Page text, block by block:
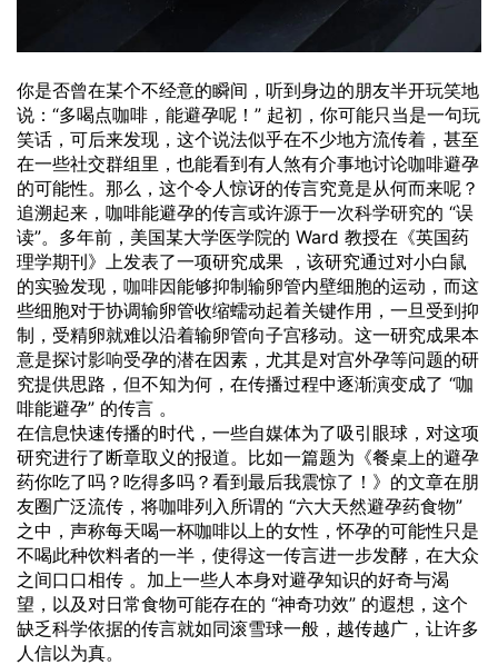
你是否曾在某个不经意的瞬间，听到身边的朋友半开玩笑地
说：“多喝点咖啡，能避孕呢！” 起初，你可能只当是一句玩
笑话，可后来发现，这个说法似乎在不少地方流传着，甚至
在一些社交群组里，也能看到有人煞有介事地讨论咖啡避孕
的可能性。那么，这个令人惊讶的传言究竟是从何而来呢？
追溯起来，咖啡能避孕的传言或许源于一次科学研究的 “误
读”。多年前，美国某大学医学院的 Ward 教授在《英国药
理学期刊》上发表了一项研究成果 ，该研究通过对小白鼠
的实验发现， 咖啡因能够抑制输卵管内壁细胞的运动，而这
些细胞对于协调输卵管收缩蠕动起着关键作用，一旦受到抑
制，受精卵就难以沿着输卵管向子宫移动。这一研究成果本
意是探讨影响受孕的潜在因素，尤其是对宫外孕等问题的研
究提供思路，但不知为何，在传播过程中逐渐演变成了 “咖
啡能避孕” 的传言 。
在信息快速传播的时代，一些自媒体为了吸引眼球，对这项
研究进行了断章取义的报道。比如一篇题为《餐桌上的避孕
药你吃了吗？吃得多吗？看到最后我震惊了！》的文章在朋
友圈广泛流传，将咖啡列入所谓的 “六大天然避孕药食物”
之中，声称每天喝一杯咖啡以上的女性，怀孕的可能性只是
不喝此种饮料者的一半，使得这一传言进一步发酵，在大众
之间口口相传 。加上一些人本身对避孕知识的好奇与渴
望，以及对日常食物可能存在的 “神奇功效” 的遐想，这个
缺乏科学依据的传言就如同滚雪球一般，越传越广，让许多
人信以为真。